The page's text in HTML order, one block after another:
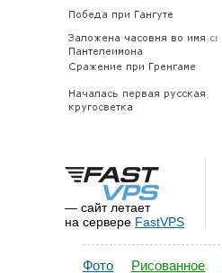
— сайт летает
на сервере FastVPS
Фото Рисованное